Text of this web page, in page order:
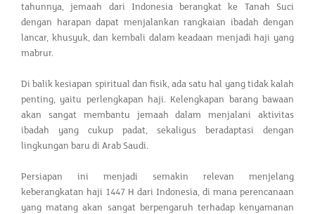
tahunnya, jemaah dari Indonesia berangkat ke Tanah Suci
dengan harapan dapat menjalankan rangkaian ibadah dengan
lancar, khusyuk, dan kembali dalam keadaan menjadi haji yang
mabrur.
Di balik kesiapan spiritual dan fisik, ada satu hal yang tidak kalah
penting, yaitu perlengkapan haji. Kelengkapan barang bawaan
akan sangat membantu jemaah dalam menjalani aktivitas
ibadah yang cukup padat, sekaligus beradaptasi dengan
lingkungan baru di Arab Saudi.
Persiapan ini menjadi semakin relevan menjelang
keberangkatan haji 1447 H dari Indonesia, di mana perencanaan
yang matang akan sangat berpengaruh terhadap kenyamanan